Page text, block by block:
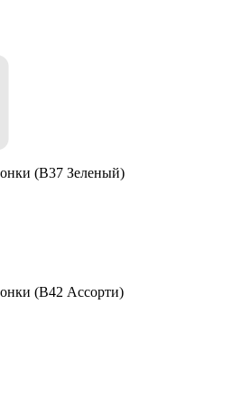
(B37 Зеленый)
(B42 Ассорти)